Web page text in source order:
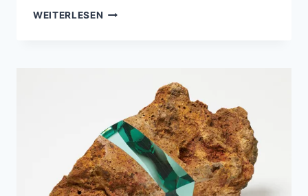
WEITERLESEN BUCHEMPFEHLUNG: